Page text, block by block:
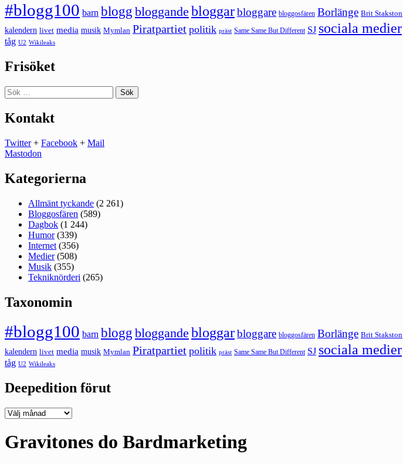
#blogg100 barn blogg bloggande bloggarbloggare bloggosfären Borlänge Brit Stakston
kalendern livet media musik Mymlan Piratpartiet politik präst Same Same But Different SJ sociala medier
tåg U2 Wikileaks
Frisöket
Sök
efter:
Kontakt
Twitter+ Facebook + Mail
Mastodon
Kategorierna
Allmänt tyckande (2 261)
Bloggosfären (589)
Dagbok (1 244)
Humor(339)
Internet (356)
Medier(508)
Musik (355)
Tekniknörderi (265)
Taxonomin
#blogg100 barn blogg bloggande bloggarbloggare bloggosfären Borlänge Brit Stakston
kalendern livet media musik Mymlan Piratpartiet politik präst Same Same But Different SJ sociala medier
tåg U2 Wikileaks
Deepedition förut
Deepedition
Gravitones do Bardmarketing